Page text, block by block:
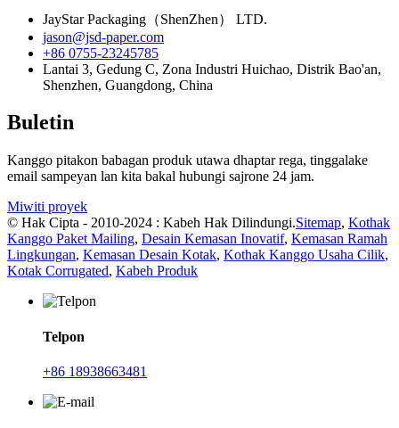
JayStar Packaging（ShenZhen） LTD.
jason@jsd-paper.com
+86 0755-23245785
Lantai 3, Gedung C, Zona Industri Huichao, Distrik Bao'an,
Shenzhen, Guangdong, China
Buletin
Kanggo pitakon babagan produk utawa dhaptar rega, tinggalake
email sampeyan lan kita bakal hubungi sajrone 24 jam.
Miwiti proyek
© Hak Cipta - 2010-2024 : Kabeh Hak Dilindungi.Sitemap, Kothak
Kanggo Paket Mailing, Desain Kemasan Inovatif, Kemasan Ramah
Lingkungan, Kemasan Desain Kotak, Kothak Kanggo Usaha Cilik,
Kotak Corrugated, Kabeh Produk
Telpon
+86 18938663481